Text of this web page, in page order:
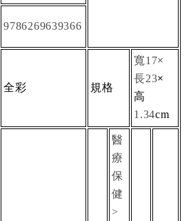
9786269639366
全彩 規格
寬17×
長23×
高
1.34cm
醫
療
保
健
>